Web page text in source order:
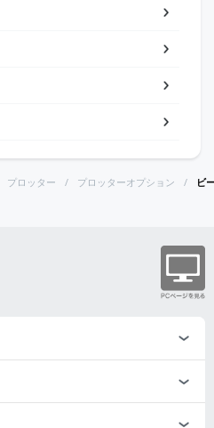
プロッター プロッターオプション ビ